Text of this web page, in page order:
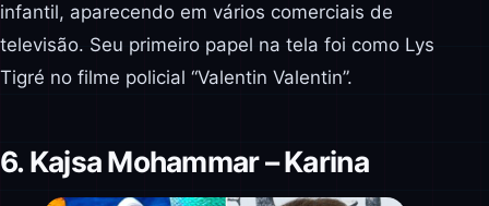
infantil, aparecendo em vários comerciais de
televisão. Seu primeiro papel na tela foi como Lys
Tigré no filme policial “Valentin Valentin”.
6. Kajsa Mohammar – Karina